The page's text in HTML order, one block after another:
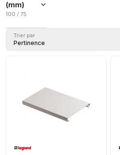
(mm)
100 / 75
75 (1)
Trier par
Pertinence